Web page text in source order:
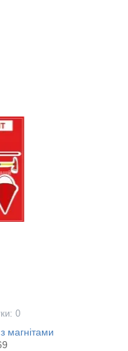
0
магнітами